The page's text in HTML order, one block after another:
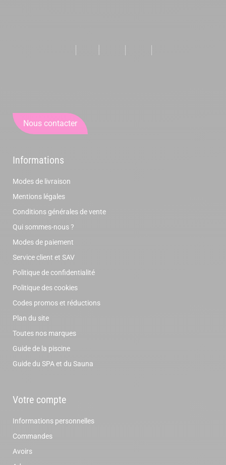
Nous contacter
Informations
Modes de livraison
Mentions légales
Conditions générales de vente
Qui sommes-nous ?
Modes de paiement
Service client et SAV
Politique de confidentialité
Politique des cookies
Codes promos et réductions
Plan du site
Toutes nos marques
Guide de la piscine
Guide du SPA et du Sauna
Votre compte
Informations personnelles
Commandes
Avoirs